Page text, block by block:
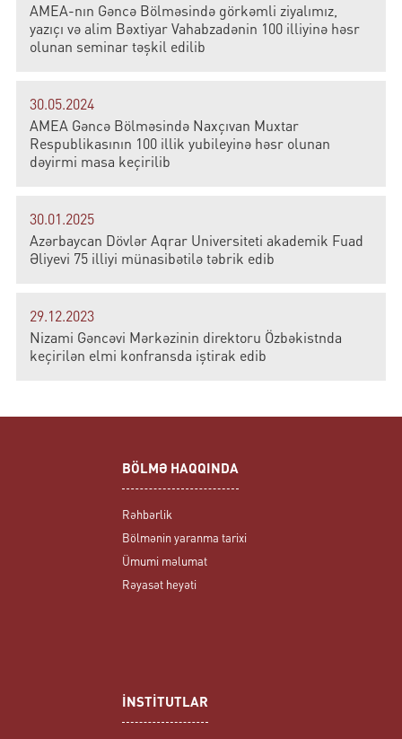
AMEA-nın Gəncə Bölməsində görkəmli ziyalımız,
yazıçı və alim Bəxtiyar Vahabzadənin 100 illiyinə həsr
olunan seminar təşkil edilib
30.05.2024
AMEA Gəncə Bölməsində Naxçıvan Muxtar
Respublikasının 100 illik yubileyinə həsr olunan
dəyirmi masa keçirilib
30.01.2025
Azərbaycan Dövlər Aqrar Universiteti akademik Fuad
Əliyevi 75 illiyi münasibətilə təbrik edib
29.12.2023
Nizami Gəncəvi Mərkəzinin direktoru Özbəkistnda
keçirilən elmi konfransda iştirak edib
BÖLMƏ HAQQINDA
Rəhbərlik
Bölmənin yaranma tarixi
Ümumi məlumat
Rəyasət heyəti
İNSTİTUTLAR